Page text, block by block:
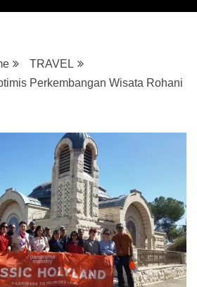
TRAVEL
Perkembangan Wisata Rohani